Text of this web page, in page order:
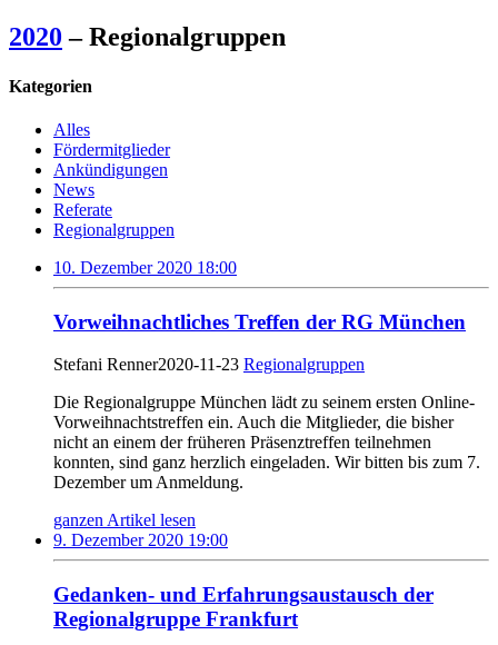
2020 – Regionalgruppen
Kategorien
Alles
Fördermitglieder
Ankündigungen
News
Referate
Regionalgruppen
10. Dezember 2020 18:00
Vorweihnachtliches Treffen der RG München
Stefani Renner2020-11-23 Regionalgruppen
Die Regionalgruppe München lädt zu seinem ersten Online-
Vorweihnachtstreffen ein. Auch die Mitglieder, die bisher
nicht an einem der früheren Präsenztreffen teilnehmen
konnten, sind ganz herzlich eingeladen. Wir bitten bis zum 7.
Dezember um Anmeldung.
ganzen Artikel lesen
9. Dezember 2020 19:00
Gedanken- und Erfahrungsaustausch der
Regionalgruppe Frankfurt